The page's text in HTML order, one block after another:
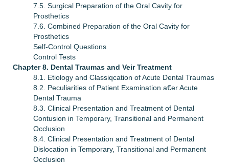
7.5. Surgical Preparation of the Oral Cavity for
Prosthetics
7.6. Combined Preparation of the Oral Cavity for
Prosthetics
Self-Control Questions
Control Tests
Chapter 8. Dental Traumas and Veir Treatment
8.1. Etiology and Classiqcation of Acute Dental Traumas
8.2. Peculiarities of Patient Examination a€er Acute
Dental Trauma
8.3. Clinical Presentation and Treatment of Dental
Contusion in Temporary, Transitional and Permanent
Occlusion
8.4. Clinical Presentation and Treatment of Dental
Dislocation in Temporary, Transitional and Permanent
Occlusion